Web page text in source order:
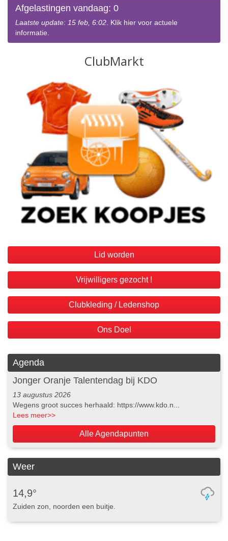
Afgelastingen vandaag: 0
Laatste update: 15 feb, 6:02. Klik hier voor actuele
informatie.
Lid worden
Vrijwilligers gezocht !
Clubkleding / Ledenshop
Ons Doel
Agenda
Jonger Oranje Talentendag bij KDO
13 augustus 2026
Wegens groot succes herhaald: https://www.kdo.n...
Lees meer>>
Alle Agendapunten
Weer
14,9°
Zuiden zon, noorden een buitje